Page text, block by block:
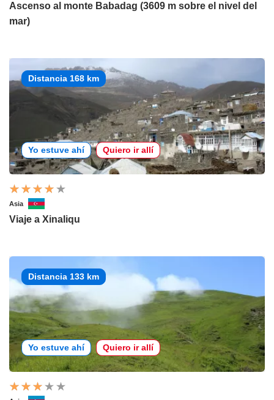
Ascenso al monte Babadag (3609 m sobre el nivel del
mar)
Distancia 168 km
Yo estuve ahí Quiero ir allí
Asia
Viaje a Xinaliqu
Distancia 133 km
Yo estuve ahí Quiero ir allí